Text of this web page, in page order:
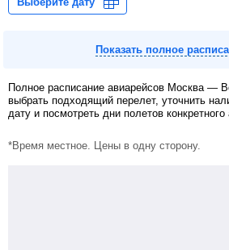
Показать полное
Полное расписание авиарейсов Москва —
выбрать подходящий перелет, уточнить
дату и посмотреть дни полетов конкретного
*Время местное. Цены в одну сторону.